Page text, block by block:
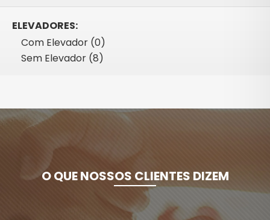
ELEVADORES:
Com Elevador (0)
Sem Elevador (8)
O QUE NOSSOS CLIENTES DIZEM